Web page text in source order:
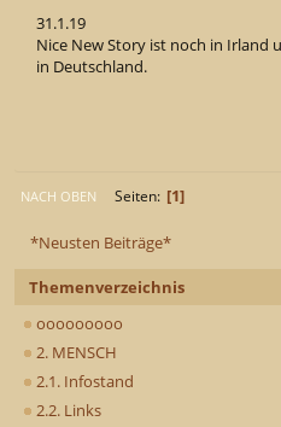
*Neusten Beiträge*
Themenverzeichnis
ooooooooo
2. MENSCH
2.1. Infostand
2.2. Links
31.1.19
Nice New Story ist noch in Irland
in Deutschland.
NACH OBEN Seiten 1